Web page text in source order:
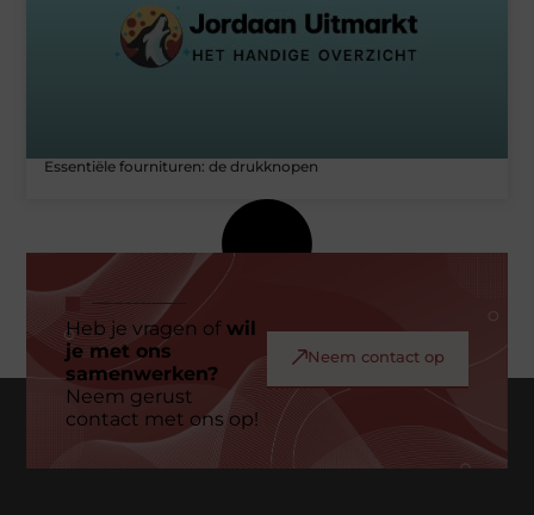
Essentiële fournituren: de drukknopen
Heb je vragen ofwil
je met ons
samenwerken?
Neem gerust
contact met ons op!
Neem contact op